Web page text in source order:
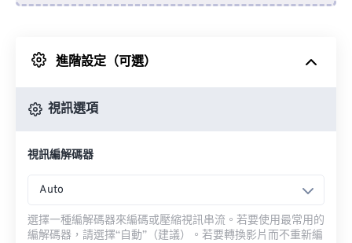
來自 Google 雲端硬碟
進階設定（可選）
視訊選項
視訊編解碼器
Auto
選擇一種編解碼器來編碼或壓縮視訊串流。若要使用最常用的
編解碼器，請選擇“自動”（建議）。若要轉換影片而不重新編